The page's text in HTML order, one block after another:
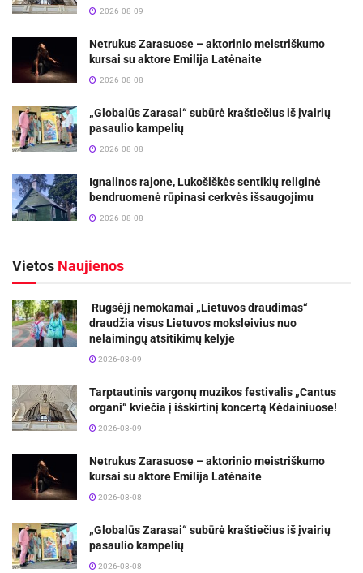
2026-08-09
Netrukus Zarasuose – aktorinio meistriškumo
kursai su aktore Emilija Latėnaite
2026-08-08
„Globalūs Zarasai“ subūrė kraštiečius iš įvairių
pasaulio kampelių
2026-08-08
Ignalinos rajone, Lukošiškės sentikių religinė
bendruomenė rūpinasi cerkvės išsaugojimu
2026-08-08
Vietos Naujienos
Rugsėjį nemokamai „Lietuvos draudimas“
draudžia visus Lietuvos moksleivius nuo
nelaimingų atsitikimų kelyje
2026-08-09
Tarptautinis vargonų muzikos festivalis „Cantus
organi“ kviečia į išskirtinį koncertą Kėdainiuose!
2026-08-09
Netrukus Zarasuose – aktorinio meistriškumo
kursai su aktore Emilija Latėnaite
2026-08-08
„Globalūs Zarasai“ subūrė kraštiečius iš įvairių
pasaulio kampelių
2026-08-08